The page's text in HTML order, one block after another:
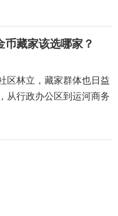
藏家该选哪家？
区林立，藏家群体也日益
从行政办公区到运河商务